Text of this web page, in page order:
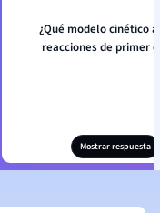
¿Qué modelo cinético
reacciones de primer
Mostrar respuesta